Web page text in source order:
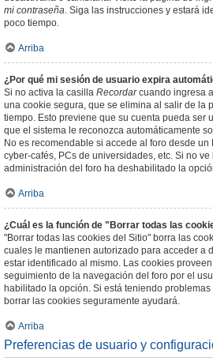
mi contraseña. Siga las instrucciones y estará
poco tiempo.
Arriba
¿Por qué mi sesión de usuario expira
Si no activa la casilla Recordarcuando ingresa
una cookie segura, que se elimina al salir de la
tiempo. Esto previene que su cuenta pueda ser
que el sistema le reconozca automáticamente
No es recomendable si accede al foro desde
cyber-cafés, PCs de universidades, etc. Si no
administración del foro ha deshabilitado la
Arriba
¿Cuál es la función de "Borrar todas las
"Borrar todas las cookies del Sitio" borra las
cuales le mantienen autorizado para acceder a
estar identificado al mismo. Las cookies
seguimiento de la navegación del foro por el
habilitado la opción. Si está teniendo
borrar las cookies seguramente ayudará.
Arriba
Preferencias de usuario y